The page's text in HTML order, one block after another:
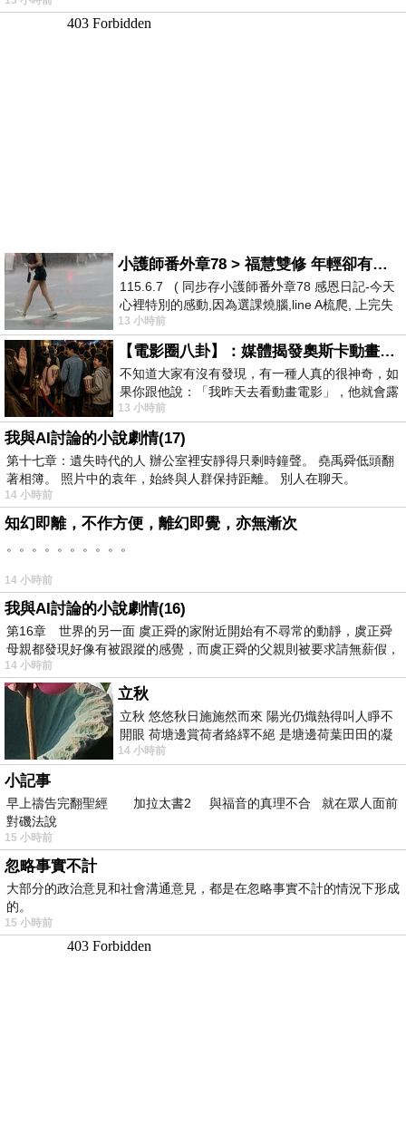
小護師番外章78 > 福慧雙修 年輕卻有個老靈魂 ㄑ金剛經〉podcast
115.6.7 ( 同步存小護師番外章78 感恩日記-今天
心裡特別的感動,因為選課燒腦,line A梳爬, 上完失
智課的她,特來傾
13 小時前
【電影圈八卦】：媒體揭發奧斯卡動畫項目投票醜聞！好萊塢為什麼看不起動畫電影？
不知道大家有沒有發現，有一種人真的很神奇，如
果你跟他說：「我昨天去看動畫電影」，他就會露
出一種慈祥的微笑，然後問你是不是陪小
13 小時前
我與AI討論的小說劇情(17)
第十七章：遺失時代的人 辦公室裡安靜得只剩時鐘聲。 堯禹舜低頭翻
著相簿。 照片中的袁年，始終與人群保持距離。 別人在聊天。
14 小時前
知幻即離，不作方便，離幻即覺，亦無漸次
。。。。。。。。。。
14 小時前
我與AI討論的小說劇情(16)
第16章 世界的另一面 虞正舜的家附近開始有不尋常的動靜，虞正舜
母親都發現好像有被跟蹤的感覺，而虞正舜的父親則被要求請無薪假，
14 小時前
立秋
立秋 悠悠秋日施施然而來 陽光仍熾熱得叫人睜不
開眼 荷塘邊賞荷者絡繹不絕 是塘邊荷葉田田的凝
望 風中飄逸的是映日荷花別樣紅
14 小時前
小記事
早上禱告完翻聖經 加拉太書2 與福音的真理不合 就在眾人面前
對磯法說
15 小時前
忽略事實不計
大部分的政治意見和社會溝通意見，都是在忽略事實不計的情況下形成
的。
15 小時前